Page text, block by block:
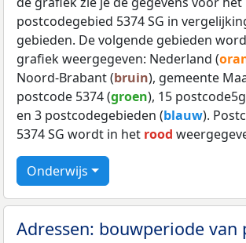
postcodegebied 5374 SG in
gebieden. De volgende gebieden
grafiek weergegeven: Nederland (
Noord-Brabant (bruin), gemeente
postcode 5374 (groen), 15
en 3 postcodegebieden (blauw).
5374 SG wordt in het rood
Onderwijs
Adressen: bouwperiode van